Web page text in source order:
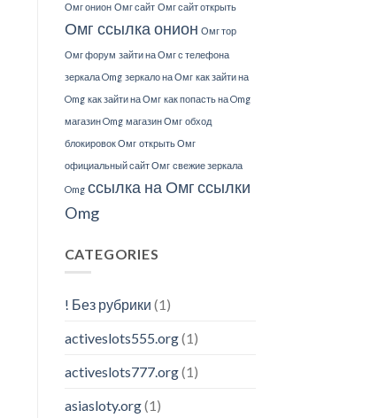
Омг онион Омг сайт Омг сайт открыть
Омг ссылка онион Омг тор
Омг форум зайти на Омг с телефона
зеркала Omg зеркало на Омг как зайти на
Omg как зайти на Омг как попасть на Omg
магазин Omg магазин Омг обход
блокировок Омг открыть Омг
официальный сайт Омг свежие зеркала
Omg ссылка на Омгссылки
Omg
CATEGORIES
! Без рубрики (1)
activeslots555.org(1)
activeslots777.org(1)
asiasloty.org(1)